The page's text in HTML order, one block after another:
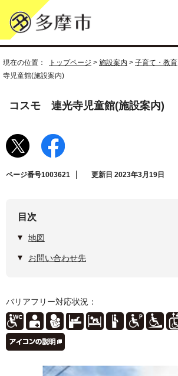
現在の位置： トップページ > 施設案内 > 子育て・教育
寺児童館(施設案内)
コスモ 連光寺児童館(施設案内)
ページ番号1003621 更新日 2023年3月19日
目次
地図
お問い合わせ先
バリアフリー対応状況：